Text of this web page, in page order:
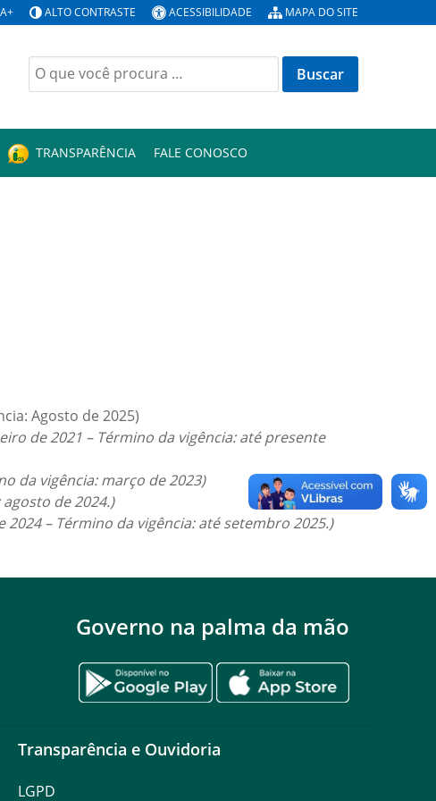
A+ ALTO CONTRASTE ACESSIBILIDADE MAPA DO SITE
Buscar
por:
TRANSPARÊNCIA FALE CONOSCO
Agosto de 2025)
de 2021 – Término da vigência: até presente
da vigência: março de 2023)
de 2024.)
– Término da vigência: até setembro 2025.)
Governo na palma da mão
Transparência e Ouvidoria
LGPD